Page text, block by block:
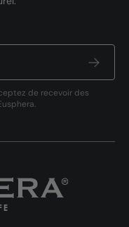
de recevoir des